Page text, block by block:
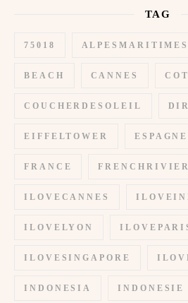
TAG
75018 ALPESMARITIMES
BEACH CANNES
COUCHERDESOLEIL
EIFFELTOWER ESPAGNE
FRANCE
ILOVECANNES
ILOVELYON
ILOVESINGAPORE
INDONESIA INDONESIE